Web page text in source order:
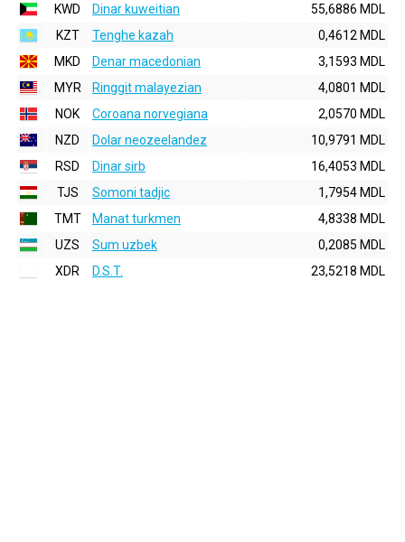
KWD
Dinar kuweitian
55,6886 MDL
KZT
Tenghe kazah
0,4612 MDL
MKD
Denar macedonian
3,1593 MDL
MYR
Ringgit malayezian
4,0801 MDL
NOK
Coroana norvegiana
2,0570 MDL
NZD
Dolar neozeelandez
10,9791 MDL
RSD
Dinar sirb
16,4053 MDL
TJS
Somoni tadjic
1,7954 MDL
TMT
Manat turkmen
4,8338 MDL
UZS
Sum uzbek
0,2085 MDL
XDR
D.S.T. 23,5218 MDL